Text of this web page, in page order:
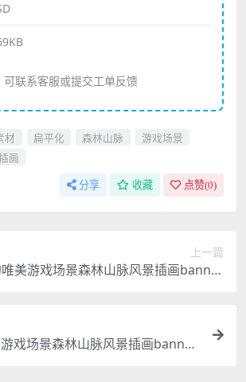
联系客服或提交工单反馈
材 扁平化 森林山脉
游戏场景
画
分享 收藏 点赞(0)
上一篇
美游戏场景森林山脉风景插画banner
戏场景森林山脉风景插画banner